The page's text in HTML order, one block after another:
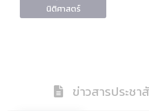
นิติศาสตร์
ข่าวสารประช